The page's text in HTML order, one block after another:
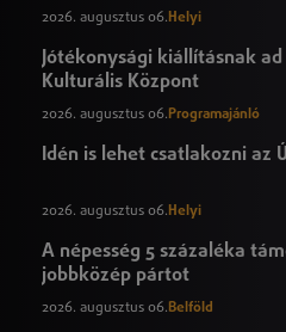
2026. augusztus 06. Helyi
Jótékonysági kiállításnak
Kulturális Központ
2026. augusztus 06. Programajánló
Idén is lehet csatlakozni az
2026. augusztus 06. Helyi
A népesség 5 százaléka
jobbközép pártot
2026. augusztus 06.Belföld